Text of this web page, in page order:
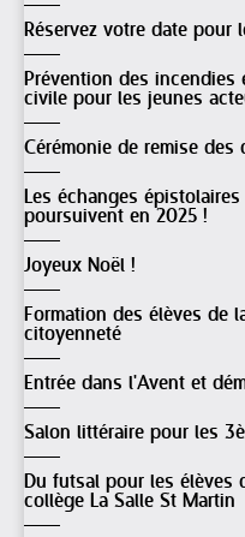
Réservez votre date pour
Prévention des incendies
civile pour les jeunes
Cérémonie de remise
Les échanges
poursuivent en 2025 !
Joyeux Noël !
Formation des élèves de
citoyenneté
Entrée dans l'Avent et
Salon littéraire pour les
Du futsal pour les élèves
collège La Salle St Martin